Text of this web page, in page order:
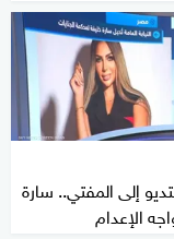
إلى المفتي.. سارة
الإعدام